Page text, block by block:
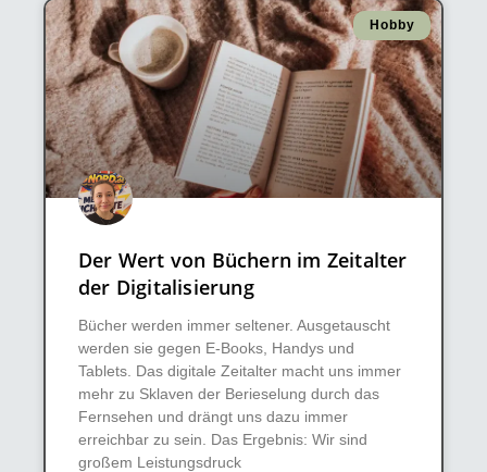
Hobby
Der Wert von Büchern im Zeitalter
der Digitalisierung
Bücher werden immer seltener. Ausgetauscht
werden sie gegen E-Books, Handys und
Tablets. Das digitale Zeitalter macht uns immer
mehr zu Sklaven der Berieselung durch das
Fernsehen und drängt uns dazu immer
erreichbar zu sein. Das Ergebnis: Wir sind
großem Leistungsdruck